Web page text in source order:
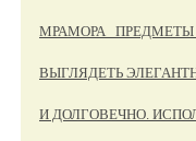
МРАМОРА ПРЕДМЕТЫ
ВЫГЛЯДЕТЬ
И ДОЛГОВЕЧНО.